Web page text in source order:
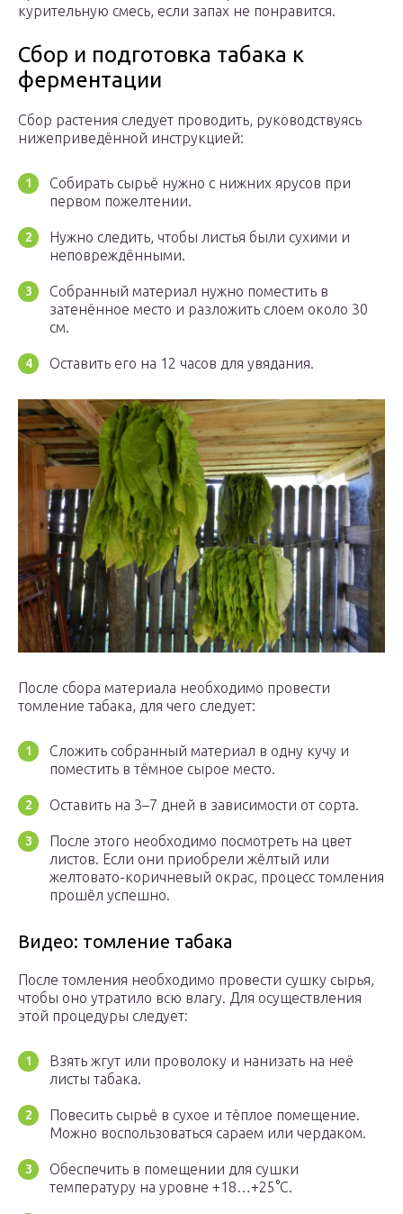
курительную смесь, если запах не понравится.
Сбор и подготовка табака к
ферментации
Сбор растения следует проводить, руководствуясь
нижеприведённой инструкцией:
Собирать сырьё нужно с нижних ярусов при
первом пожелтении.
Нужно следить, чтобы листья были сухими и
неповреждёнными.
Собранный материал нужно поместить в
затенённое место и разложить слоем около 30
см.
Оставить его на 12 часов для увядания.
После сбора материала необходимо провести
томление табака, для чего следует:
Сложить собранный материал в одну кучу и
поместить в тёмное сырое место.
Оставить на 3–7 дней в зависимости от сорта.
После этого необходимо посмотреть на цвет
листов. Если они приобрели жёлтый или
желтовато-коричневый окрас, процесс томления
прошёл успешно.
Видео: томление табака
После томления необходимо провести сушку сырья,
чтобы оно утратило всю влагу. Для осуществления
этой процедуры следует:
Взять жгут или проволоку и нанизать на неё
листы табака.
Повесить сырьё в сухое и тёплое помещение.
Можно воспользоваться сараем или чердаком.
Обеспечить в помещении для сушки
температуру на уровне +18…+25°C.